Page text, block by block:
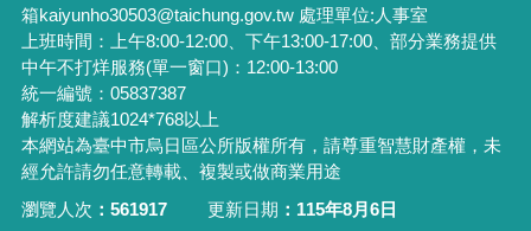
箱kaiyunho30503@taichung.gov.tw 處理單位:人事室
上班時間：上午8:00-12:00、下午13:00-17:00、部分業務提供
中午不打烊服務(單一窗口)：12:00-13:00
統一編號：05837387
解析度建議1024*768以上
本網站為臺中市烏日區公所版權所有，請尊重智慧財產權，未
經允許請勿任意轉載、複製或做商業用途
瀏覽人次
561917 更新日期 115年8月6日